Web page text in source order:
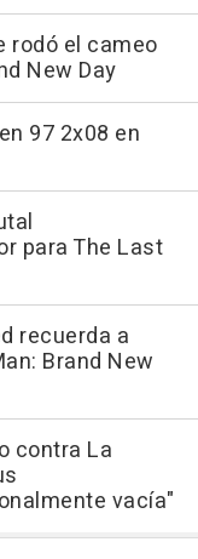
rodó el cameo
New Day
97 2x08 en
para The Last
recuerda a
Brand New
contra La
vacía"